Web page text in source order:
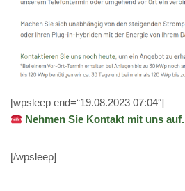
[wpsleep end=“19.08.2023 07:04″]
Nehmen Sie Kontakt mit uns auf.
[/wpsleep]